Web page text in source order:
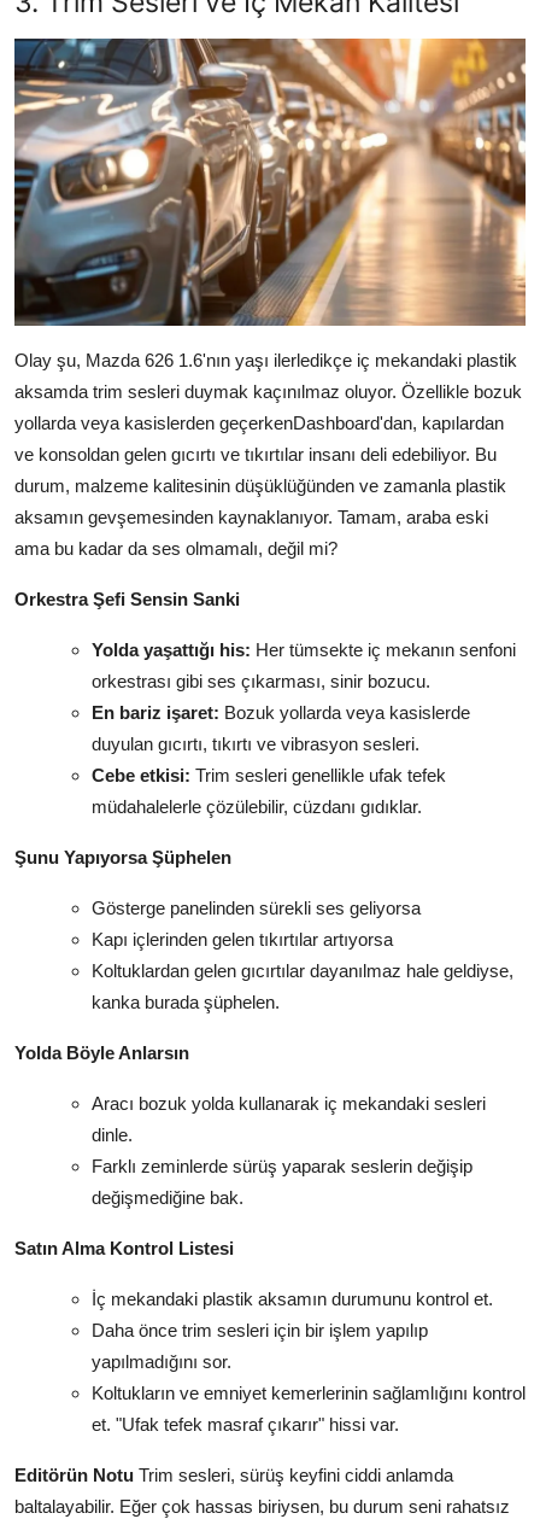
Olay şu, Mazda 626 1.6'nın yaşı ilerledikçe iç mekandaki plastik
aksamda trim sesleri duymak kaçınılmaz oluyor. Özellikle bozuk
yollarda veya kasislerden geçerkenDashboard'dan, kapılardan
ve konsoldan gelen gıcırtı ve tıkırtılar insanı deli edebiliyor. Bu
durum, malzeme kalitesinin düşüklüğünden ve zamanla plastik
aksamın gevşemesinden kaynaklanıyor. Tamam, araba eski
ama bu kadar da ses olmamalı, değil mi?
Orkestra Şefi Sensin Sanki
Yolda yaşattığı his: Her tümsekte iç mekanın senfoni
orkestrası gibi ses çıkarması, sinir bozucu.
En bariz işaret: Bozuk yollarda veya kasislerde
duyulan gıcırtı, tıkırtı ve vibrasyon sesleri.
Cebe etkisi: Trim sesleri genellikle ufak tefek
müdahalelerle çözülebilir, cüzdanı gıdıklar.
Şunu Yapıyorsa Şüphelen
Gösterge panelinden sürekli ses geliyorsa
Kapı içlerinden gelen tıkırtılar artıyorsa
Koltuklardan gelen gıcırtılar dayanılmaz hale geldiyse,
kanka burada şüphelen.
Yolda Böyle Anlarsın
Aracı bozuk yolda kullanarak iç mekandaki sesleri
dinle.
Farklı zeminlerde sürüş yaparak seslerin değişip
değişmediğine bak.
Satın Alma Kontrol Listesi
İç mekandaki plastik aksamın durumunu kontrol et.
Daha önce trim sesleri için bir işlem yapılıp
yapılmadığını sor.
Koltukların ve emniyet kemerlerinin sağlamlığını kontrol
et. "Ufak tefek masraf çıkarır" hissi var.
Editörün Notu Trim sesleri, sürüş keyfini ciddi anlamda
baltalayabilir. Eğer çok hassas biriysen, bu durum seni rahatsız